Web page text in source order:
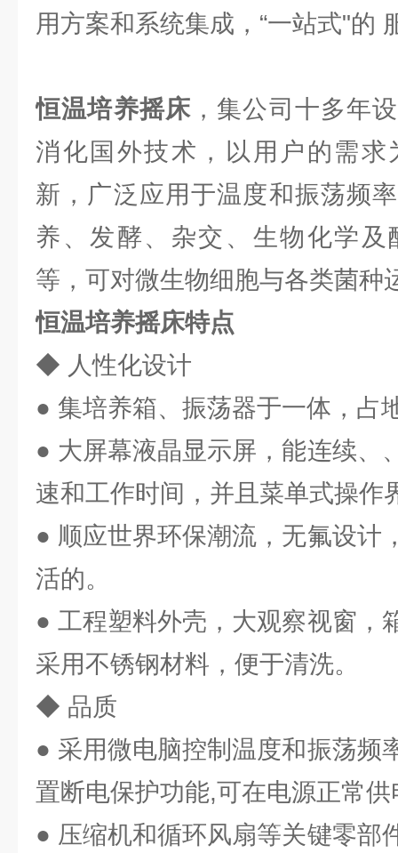
用方案和系统集成，“一站式"的
恒温培养摇床 ，集公司十多年
消化国外技术，以用户的需求
新，广泛应用于温度和振荡频
养、发酵、杂交、生物化学
等，可对微生物细胞与各类菌种
恒温培养摇床特点
◆ 人性化设计
● 集培养箱、振荡器于一体，占
● 大屏幕液晶显示屏，能连续、
速和工作时间，并且菜单式操作
● 顺应世界环保潮流，无氟设计
活的。
● 工程塑料外壳，大观察视窗，
采用不锈钢材料，便于清洗。
◆ 品质
● 采用微电脑控制温度和振荡频
置断电保护功能,可在电源正常
● 压缩机和循环风扇等关键零部